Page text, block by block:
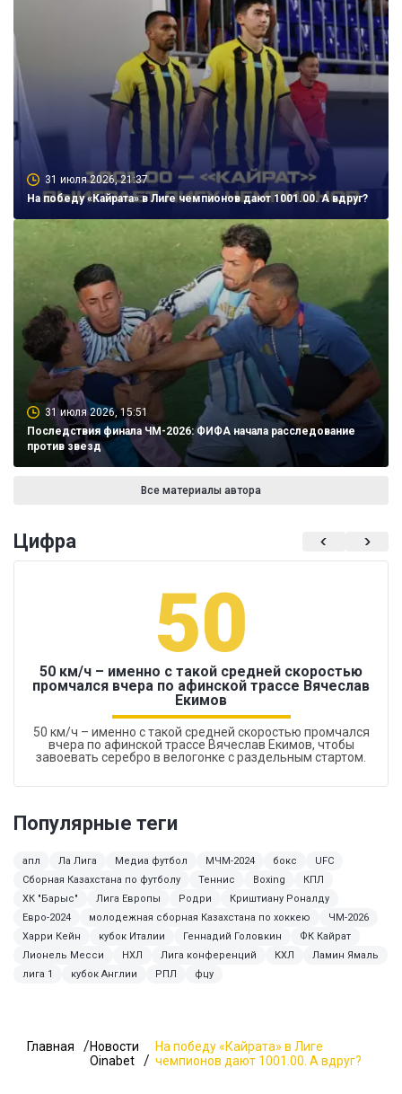
31 июля 2026, 21:37
На победу «Кайрата» в Лиге чемпионов дают 1001.00. А вдруг?
31 июля 2026, 15:51
Последствия финала ЧМ-2026: ФИФА начала расследование
против звезд
Все материалы автора
Цифра
50
50 км/ч – именно с такой средней скоростью
промчался вчера по афинской трассе Вячеслав
Екимов
50 км/ч – именно с такой средней скоростью промчался
вчера по афинской трассе Вячеслав Екимов, чтобы
завоевать серебро в велогонке с раздельным стартом.
Популярные теги
апл Ла Лига Медиа футбол МЧМ-2024 бокс
UFC
Сборная Казахстана по футболу
Теннис Boxing
КПЛ
ХК "Барыс"
Лига Европы Родри
Криштиану Роналду
Евро-2024
молодежная сборная Казахстана по хоккею
ЧМ-2026
Харри Кейн
кубок Италии Геннадий Головкин
ФК Кайрат
Лионель Месси
НХЛ Лига конференций КХЛ
Ламин Ямаль
лига 1
кубок Англии РПЛ фцу
Главная
Новости
Oinabet
На победу «Кайрата» в Лиге
чемпионов дают 1001.00. А вдруг?